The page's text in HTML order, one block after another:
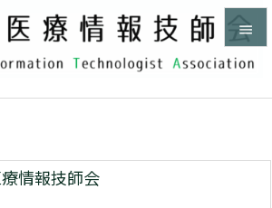


情報技師会